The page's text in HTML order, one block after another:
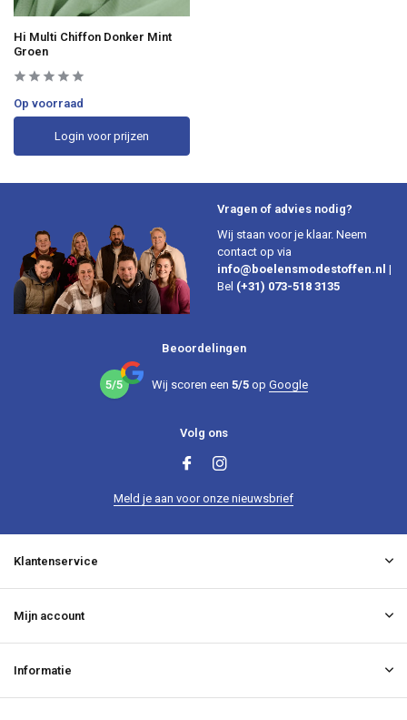
Hi Multi Chiffon Donker Mint
Groen
Op voorraad
Login voor prijzen
Vragen of advies nodig?
Wij staan voor je klaar. Neem
contact op via
info@boelensmodestoffen.nl |
Bel (+31) 073-518 3135
Beoordelingen
5/5 Wij scoren een 5/5op Google
Volg ons
Meld je aan voor onze nieuwsbrief
Klantenservice
Mijn account
Informatie